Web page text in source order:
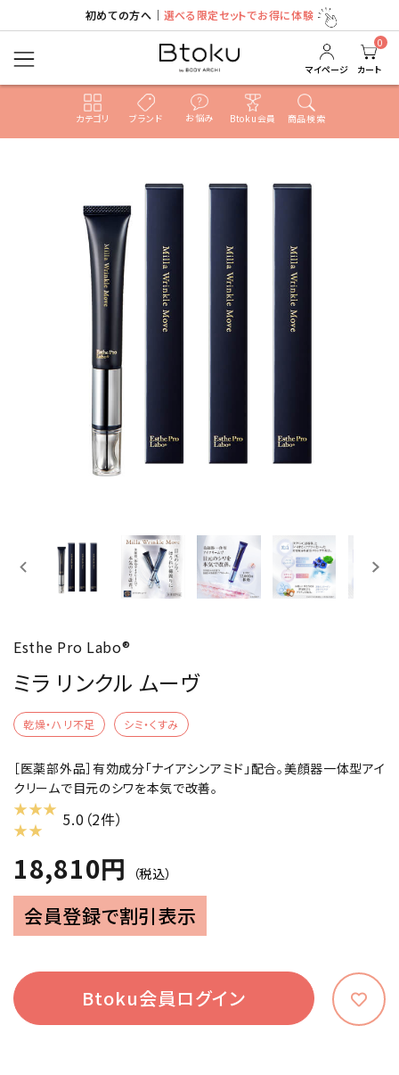
初めての方へ｜ 選べる限定セットでお得に体験
マイページ
0
カート
カテゴリ ブランド お悩み Btoku会員 商品検索
ACCOUNT MENU
ログイン 新規会員登録
売れ筋ランキング
Esthe Pro Labo®
ミラ リンクル ムーヴ
乾燥・ハリ不足 シミ・くすみ
［医薬部外品］有効成分「ナイアシンアミド」配合。美顔器一体型アイ
クリームで目元のシワを本気で改善。
★ ★ ★
★ ★
5.0（2件）
18,810円 （税込）
会員登録で割引表示
Btoku会員ログイン